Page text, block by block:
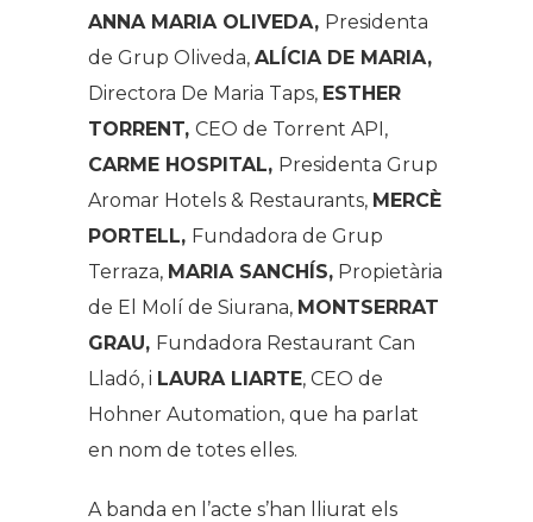
ANNA MARIA OLIVEDA, Presidenta
de Grup Oliveda, ALÍCIA DE MARIA,
Directora De Maria Taps, ESTHER
TORRENT, CEO de Torrent API,
CARME HOSPITAL, Presidenta Grup
Aromar Hotels & Restaurants, MERCÈ
PORTELL, Fundadora de Grup
Terraza, MARIA SANCHÍS, Propietària
de El Molí de Siurana, MONTSERRAT
GRAU, Fundadora Restaurant Can
Lladó, i LAURA LIARTE, CEO de
Hohner Automation, que ha parlat
en nom de totes elles.
A banda en l’acte s’han lliurat els